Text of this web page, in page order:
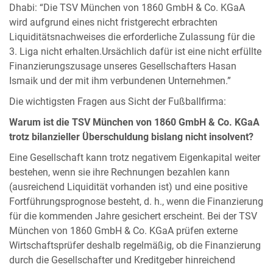
Dhabi: “Die TSV München von 1860 GmbH & Co. KGaA
wird aufgrund eines nicht fristgerecht erbrachten
Liquiditätsnachweises die erforderliche Zulassung für die
3. Liga nicht erhalten.Ursächlich dafür ist eine nicht erfüllte
Finanzierungszusage unseres Gesellschafters Hasan
Ismaik und der mit ihm verbundenen Unternehmen.”
Die wichtigsten Fragen aus Sicht der Fußballfirma:
Warum ist die TSV München von 1860 GmbH & Co. KGaA
trotz bilanzieller Überschuldung bislang nicht insolvent?
Eine Gesellschaft kann trotz negativem Eigenkapital weiter
bestehen, wenn sie ihre Rechnungen bezahlen kann
(ausreichend Liquidität vorhanden ist) und eine positive
Fortführungsprognose besteht, d. h., wenn die Finanzierung
für die kommenden Jahre gesichert erscheint. Bei der TSV
München von 1860 GmbH & Co. KGaA prüfen externe
Wirtschaftsprüfer deshalb regelmäßig, ob die Finanzierung
durch die Gesellschafter und Kreditgeber hinreichend